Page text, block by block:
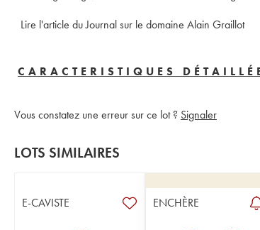
Lire l'article du Journal sur le domaine Alain Graillot
CARACTERISTIQUES
Vous constatez une erreur sur ce lot ? Signaler
LOTS SIMILAIRES
E-CAVISTE ENCHÈRE